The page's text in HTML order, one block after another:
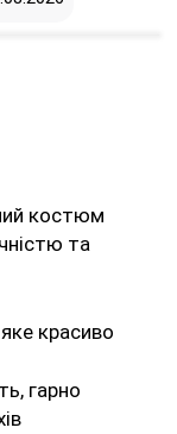
костюм
та
красиво
гарно